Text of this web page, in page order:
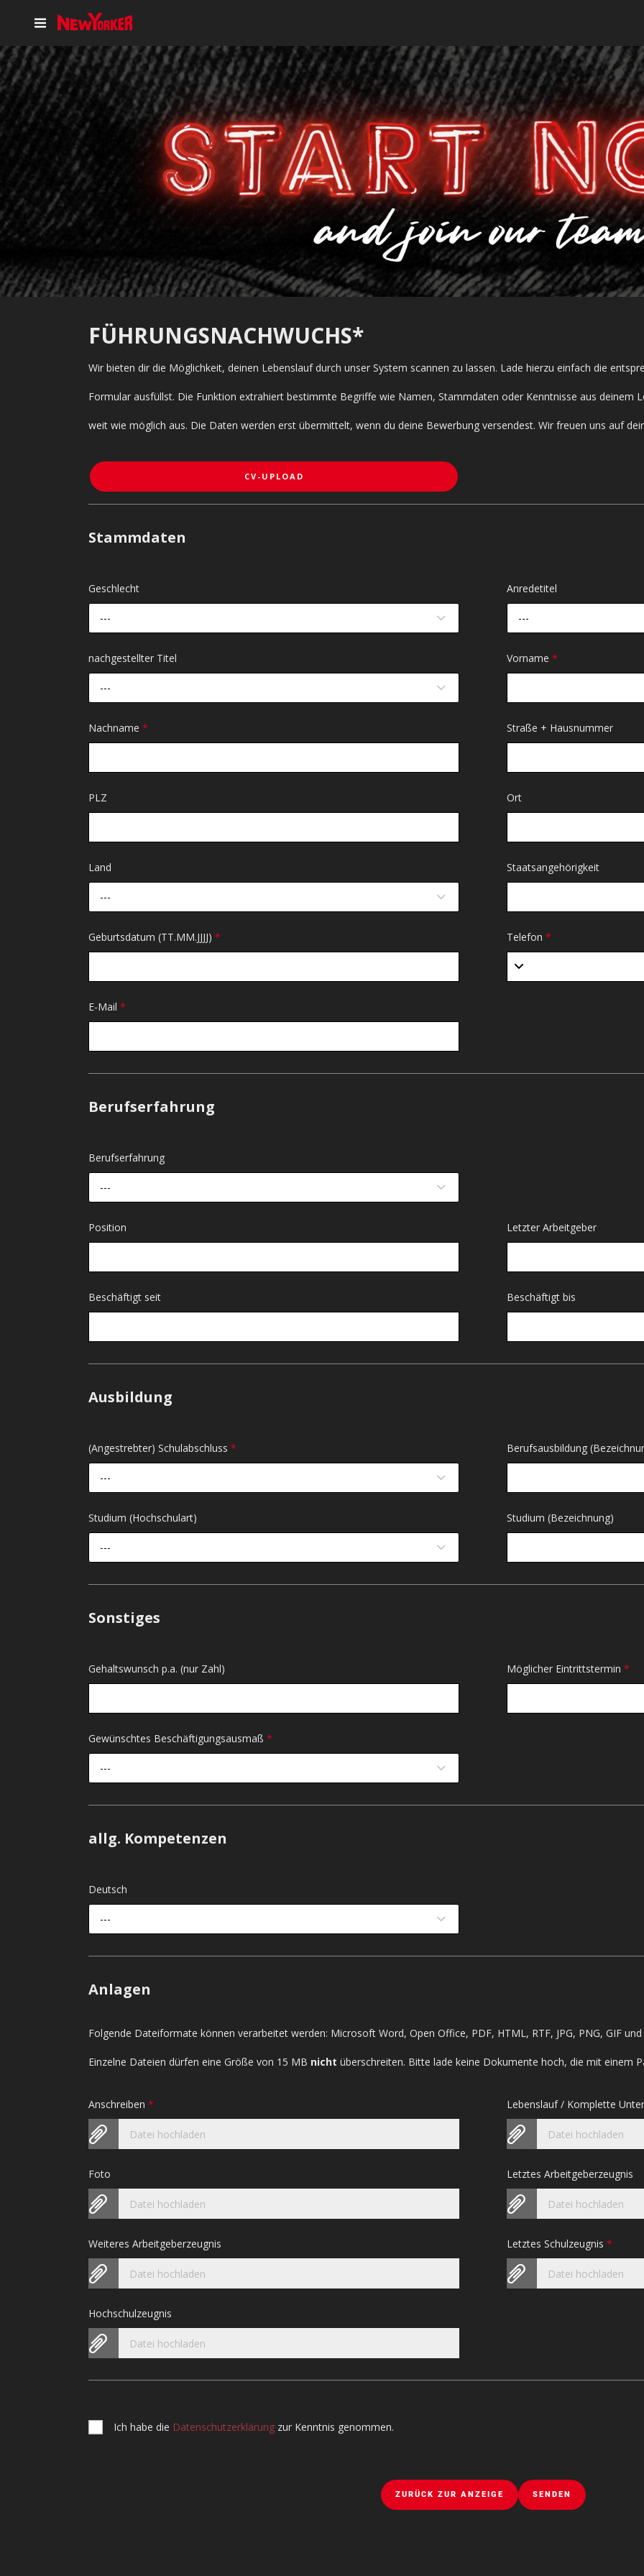
FÜHRUNGSNACHWUCHS*
Wir bieten dir die Möglichkeit, deinen Lebenslauf durch unser System scannen zu lassen. Lade hierzu einfach die
Formular ausfüllst. Die Funktion extrahiert bestimmte Begriffe wie Namen, Stammdaten oder Kenntnisse aus deinem
weit wie möglich aus. Die Daten werden erst übermittelt, wenn du deine Bewerbung versendest. Wir freuen uns auf
CV-UPLOAD
Stammdaten
Geschlecht
---
Anredetitel
---
nachgestellter Titel
---
Vorname *
Nachname * Straße + Hausnummer
PLZ Ort
Land
---
Staatsangehörigkeit
Geburtsdatum (TT.MM.JJJJ) * Telefon *
E-Mail *
Berufserfahrung
Berufserfahrung
---
Position Letzter Arbeitgeber
Beschäftigt seit Beschäftigt bis
Ausbildung
(Angestrebter) Schulabschluss *
---
Berufsausbildung
Studium (Hochschulart)
---
Studium (Bezeichnung)
Sonstiges
Gehaltswunsch p.a. (nur Zahl) Möglicher Eintrittstermin *
Gewünschtes Beschäftigungsausmaß *
---
allg. Kompetenzen
Deutsch
---
Anlagen
Folgende Dateiformate können verarbeitet werden: Microsoft Word, Open Office, PDF, HTML, RTF, JPG, PNG, GIF
Einzelne Dateien dürfen eine Größe von 15 MB nicht überschreiten. Bitte lade keine Dokumente hoch, die mit einem
Anschreiben *
Datei hochladen
Lebenslauf / Komplette
Datei hochladen
Foto
Datei hochladen
Letztes Arbeitgeberzeugnis
Datei hochladen
Weiteres Arbeitgeberzeugnis
Datei hochladen
Letztes Schulzeugnis *
Datei hochladen
Hochschulzeugnis
Datei hochladen
Ich habe die Datenschutzerklärung zur Kenntnis genommen.
ZURÜCK ZUR ANZEIGE SENDEN